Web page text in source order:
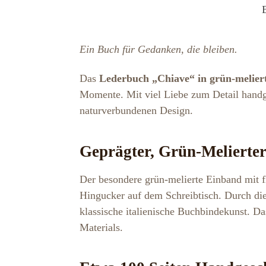
Ein Buch für Gedanken, die bleiben.
DasLederbuch „Chiave“ in grün-
Momente. Mit viel Liebe zum Detail
naturverbundenen Design.
Geprägter, Grün-
Der besondere grün-melierte Einband mit
Hingucker auf dem Schreibtisch. Durch
klassische italienische Buchbindekunst.
Materials.